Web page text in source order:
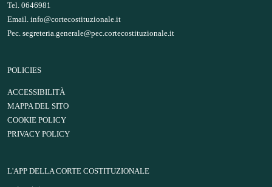
Tel. 0646981
Email. info@cortecostituzionale.it
Pec. segreteria.generale@pec.cortecostituzionale.it
POLICIES
ACCESSIBILITÀ
MAPPA DEL SITO
COOKIE POLICY
PRIVACY POLICY
L'APP DELLA CORTE COSTITUZIONALE